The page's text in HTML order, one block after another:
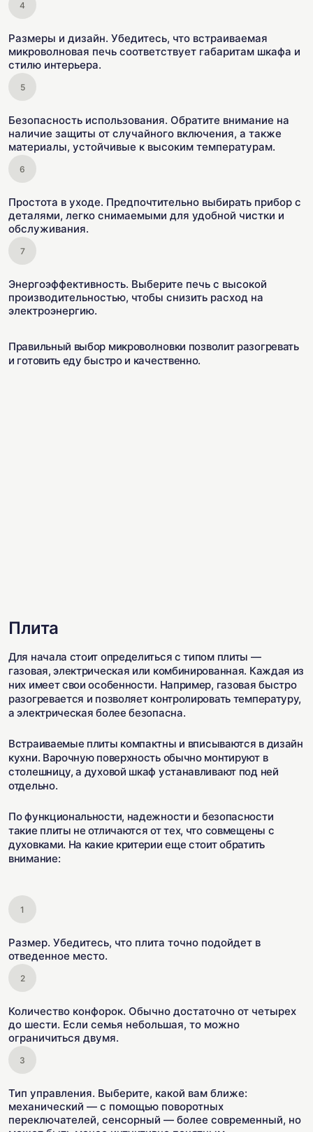
Размеры и дизайн. Убедитесь, что встраиваемая
микроволновая печь соответствует габаритам шкафа и
стилю интерьера.
Безопасность использования. Обратите внимание на
наличие защиты от случайного включения, а также
материалы, устойчивые к высоким температурам.
Простота в уходе. Предпочтительно выбирать прибор с
деталями, легко снимаемыми для удобной чистки и
обслуживания.
Энергоэффективность. Выберите печь с высокой
производительностью, чтобы снизить расход на
электроэнергию.
Правильный выбор микроволновки позволит разогревать
и готовить еду быстро и качественно.
Плита
Для начала стоит определиться с типом плиты —
газовая, электрическая или комбинированная. Каждая из
них имеет свои особенности. Например, газовая быстро
разогревается и позволяет контролировать температуру,
а электрическая более безопасна.
Встраиваемые плиты компактны и вписываются в дизайн
кухни. Варочную поверхность обычно монтируют в
столешницу, а духовой шкаф устанавливают под ней
отдельно.
По функциональности, надежности и безопасности
такие плиты не отличаются от тех, что совмещены с
духовками. На какие критерии еще стоит обратить
внимание:
Размер. Убедитесь, что плита точно подойдет в
отведенное место.
Количество конфорок. Обычно достаточно от четырех
до шести. Если семья небольшая, то можно
ограничиться двумя.
Тип управления. Выберите, какой вам ближе:
механический — с помощью поворотных
переключателей, сенсорный — более современный, но